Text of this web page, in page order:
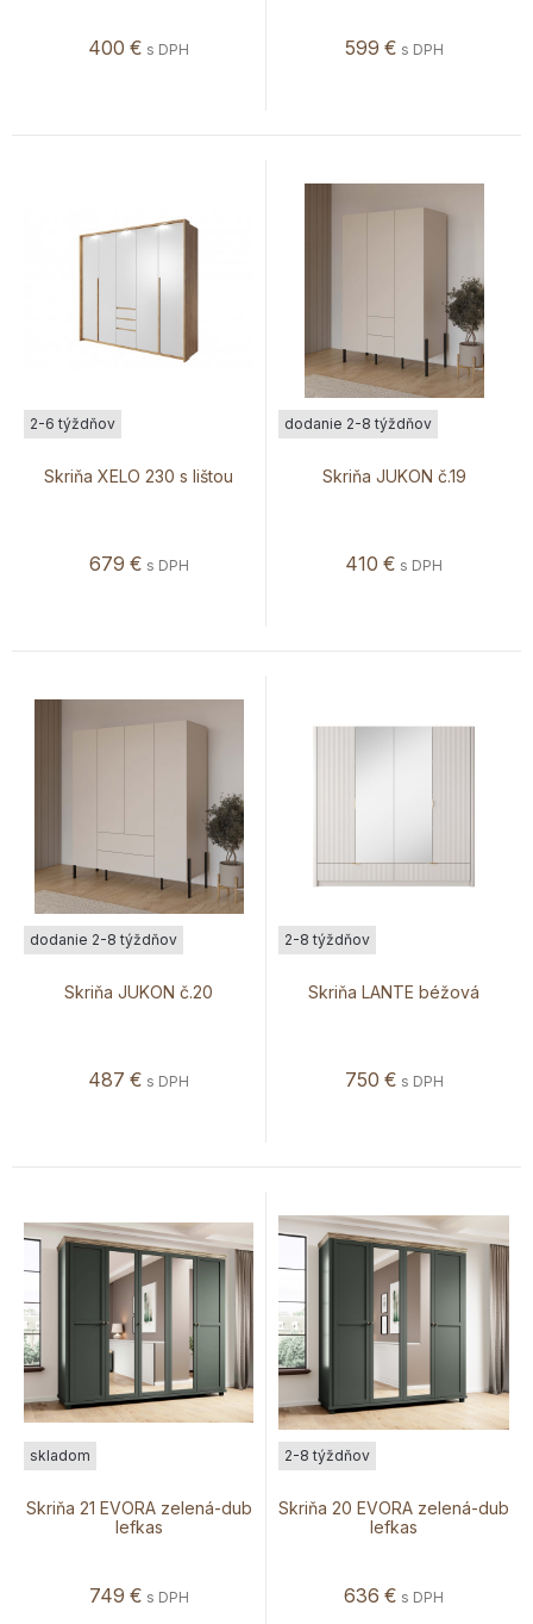
400 € s DPH 599 € s DPH
Skriňa XELO 230 s lištou
2-6 týždňov
679 € s DPH
Skriňa JUKON č.19
dodanie 2-8 týždňov
410 € s DPH
Skriňa JUKON č.20
dodanie 2-8 týždňov
487 € s DPH
Skriňa LANTE béžová
2-8 týždňov
750 € s DPH
Skriňa 21 EVORA zelená-dub
lefkas
skladom
749 € s DPH
Skriňa 20 EVORA zelená-dub
lefkas
2-8 týždňov
636 € s DPH